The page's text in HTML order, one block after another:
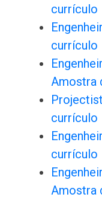
currículo
currículo
Amostra
currículo
currículo
Amostra